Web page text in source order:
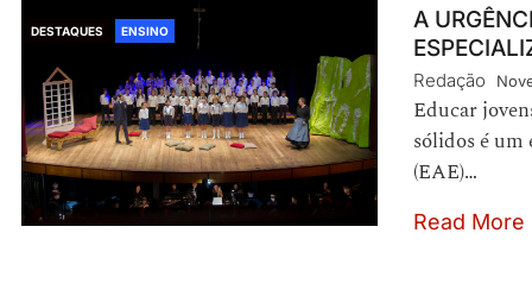
DESTAQUES ENSINO
A
Redação
Educar
sólidos é
(EAE)…
Read More